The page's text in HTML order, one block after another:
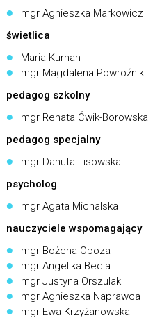
mgr Agnieszka Markowicz
świetlica
Maria Kurhan
mgr Magdalena Powroźnik
pedagog szkolny
mgr Renata Ćwik-Borowska
pedagog specjalny
mgr Danuta Lisowska
psycholog
mgr Agata Michalska
nauczyciele wspomagający
mgr Bożena Oboza
mgr Angelika Becla
mgr Justyna Orszulak
mgr Agnieszka Naprawca
mgr Ewa Krzyżanowska